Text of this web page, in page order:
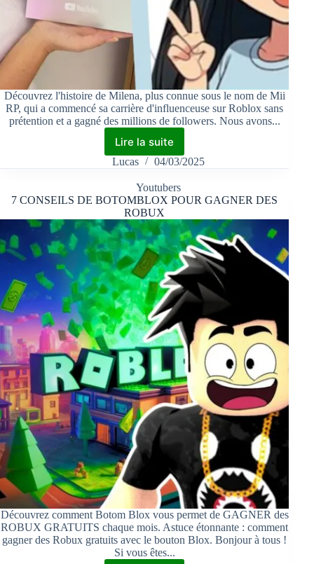
Découvrez l'histoire de Milena, plus connue sous le nom de Mii
RP, qui a commencé sa carrière d'influenceuse sur Roblox sans
prétention et a gagné des millions de followers. Nous avons...
Lire la suite
Lucas 04/03/2025
Youtubers
7 CONSEILS DE BOTOMBLOX POUR GAGNER DES
ROBUX
Découvrez comment Botom Blox vous permet de GAGNER des
ROBUX GRATUITS chaque mois. Astuce étonnante : comment
gagner des Robux gratuits avec le bouton Blox. Bonjour à tous !
Si vous êtes...